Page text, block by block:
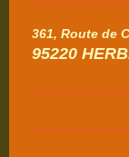
361, Route de
95220